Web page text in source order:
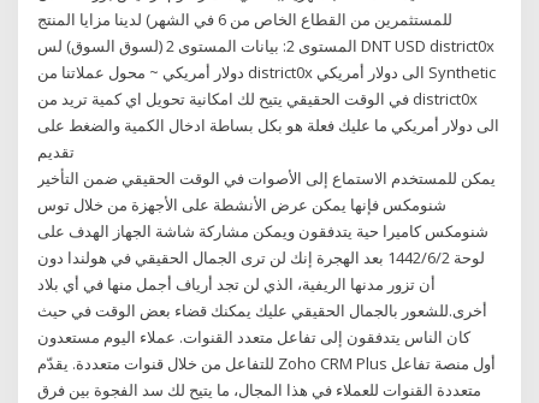
للمستثمرين من القطاع الخاص من 6 في الشهر) لدينا مزايا المنتج
المستوى 2: بيانات المستوى 2 (لسوق السوق) لس DNT USD district0x
دولار أمريكي ~ محول عملاتنا من district0x الى دولار أمريكي Synthetic
في الوقت الحقيقي يتيح لك امكانية تحويل اي كمية تريد من district0x
الى دولار أمريكي ما عليك فعلة هو بكل بساطة ادخال الكمية والضغط على
تقديم
يمكن للمستخدم الاستماع إلى الأصوات في الوقت الحقيقي ضمن التأخير
شنومكس فإنها يمكن عرض الأنشطة على الأجهزة من خلال توس
شنومكس كاميرا حية يتدفقون ويمكن مشاركة شاشة الجهاز الهدف على
لوحة 2‏‏/6‏‏/1442 بعد الهجرة إنك لن ترى الجمال الحقيقي في هولندا دون
أن تزور مدنها الريفية، الذي لن تجد أرياف أجمل منها في أي بلاد
أخرى.للشعور بالجمال الحقيقي عليك يمكنك قضاء بعض الوقت في حيث
كان الناس يتدفقون إلى تفاعل متعدد القنوات. عملاء اليوم مستعدون
للتفاعل من خلال قنوات متعددة. يقدّم Zoho CRM Plus أول منصة تفاعل
متعددة القنوات للعملاء في هذا المجال، ما يتيح لك سد الفجوة بين فرق